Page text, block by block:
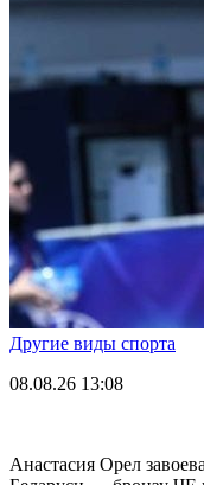
Другие виды спорта
08.08.26 13:08
Анастасия Орел